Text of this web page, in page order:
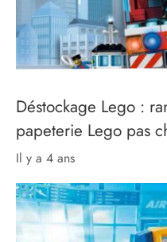
Déstockage Lego :
papeterie Lego pas
il y a 4 ans